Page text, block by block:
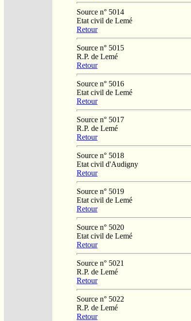
Source n° 5014
Etat civil de Lemé
Retour
Source n° 5015
R.P. de Lemé
Retour
Source n° 5016
Etat civil de Lemé
Retour
Source n° 5017
R.P. de Lemé
Retour
Source n° 5018
Etat civil d'Audigny
Retour
Source n° 5019
Etat civil de Lemé
Retour
Source n° 5020
Etat civil de Lemé
Retour
Source n° 5021
R.P. de Lemé
Retour
Source n° 5022
R.P. de Lemé
Retour